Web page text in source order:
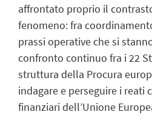
affrontato proprio il
fenomeno: fra
prassi operative che si
confronto continuo fra i 22
struttura della Procura
indagare e perseguire i reati
finanziari dell’Unione